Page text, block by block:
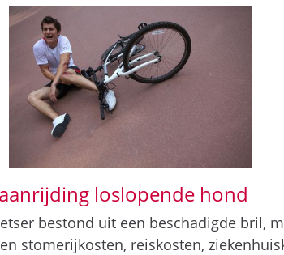
loslopende hond
bestond uit een beschadigde bril,
stomerijkosten, reiskosten,